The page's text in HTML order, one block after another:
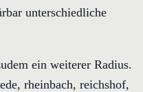
unterschiedliche
ein weiterer Radius.
rheinbach, reichshof,